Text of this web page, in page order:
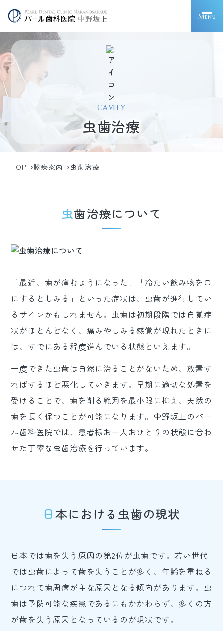
Menu
CAVITY
虫歯治療
TOP 診療案内 虫歯治療
虫歯治療について
「最近、歯が痛むようになった」「冷たい飲み物を口
にするとしみる」といった症状は、虫歯が進行してい
るサインかもしれません。虫歯は初期段階では自覚症
状がほとんどなく、痛みやしみる感覚が現れたときに
は、すでにある程度進んでいる状態といえます。
一度できた虫歯は自然に治ることがないため、放置す
ればするほど悪化していきます。早期に適切な処置を
受けることで、歯を削る範囲を最小限に抑え、天然の
歯を長く保つことが可能になります。中野坂上のパー
ル歯科医院では、患者様お一人おひとりの状態に合わ
せた丁寧な虫歯治療を行っています。
日本における虫歯の現状
日本では歯を失う原因の第2位が虫歯です。若い世代
では虫歯によって歯を失うことが多く、年齢を重ねる
につれて歯周病が主な原因となる傾向があります。虫
歯は予防可能な疾患であるにもかかわらず、多くの方
が歯を失う原因となっているのが現状です。